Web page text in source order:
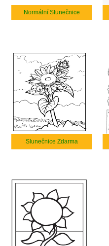
Normální Slunečnice
Slunečnice Zdarma